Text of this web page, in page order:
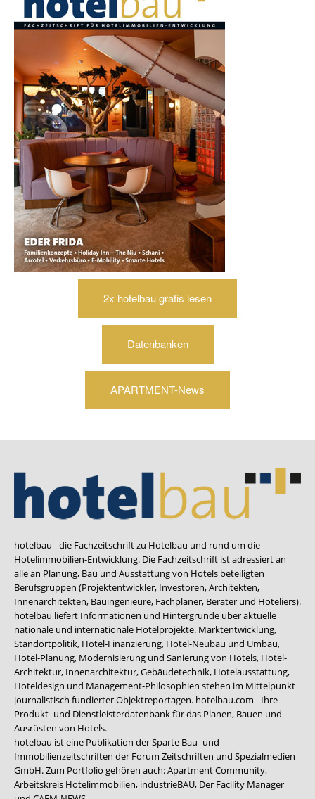
2x hotelbau gratis lesen
Datenbanken
APARTMENT-News
hotelbau - die Fachzeitschrift zu Hotelbau und rund um die
Hotelimmobilien-Entwicklung. Die Fachzeitschrift ist adressiert an
alle an Planung, Bau und Ausstattung von Hotels beteiligten
Berufsgruppen (Projektentwickler, Investoren, Architekten,
Innenarchitekten, Bauingenieure, Fachplaner, Berater und Hoteliers).
hotelbau liefert Informationen und Hintergründe über aktuelle
nationale und internationale Hotelprojekte. Marktentwicklung,
Standortpolitik, Hotel-Finanzierung, Hotel-Neubau und Umbau,
Hotel-Planung, Modernisierung und Sanierung von Hotels, Hotel-
Architektur, Innenarchitektur, Gebäudetechnik, Hotelausstattung,
Hoteldesign und Management-Philosophien stehen im Mittelpunkt
journalistisch fundierter Objektreportagen. hotelbau.com - Ihre
Produkt- und Dienstleisterdatenbank für das Planen, Bauen und
Ausrüsten von Hotels.
hotelbau ist eine Publikation der Sparte Bau- und
Immobilienzeitschriften der Forum Zeitschriften und Spezialmedien
GmbH. Zum Portfolio gehören auch:Apartment Community,
Arbeitskreis Hotelimmobilien, industrieBAU, Der Facility Manager